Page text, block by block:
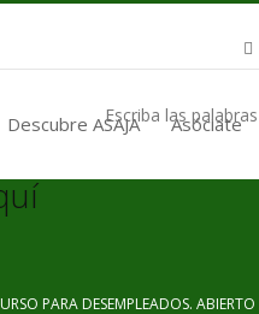
Descubre ASAJA Asóciate
Escriba las
PARA DESEMPLEADOS.